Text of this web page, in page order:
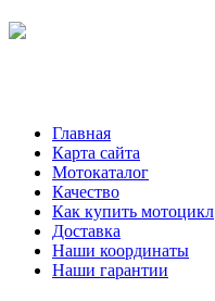
Главная
Карта сайта
Мотокаталог
Качество
Как купить мотоцикл
Доставка
Наши координаты
Наши гарантии